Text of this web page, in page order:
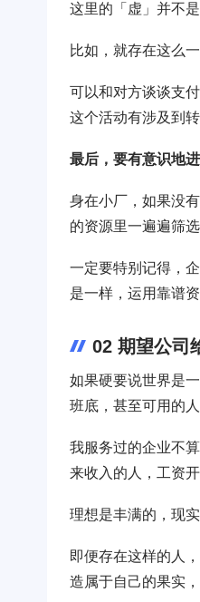
这里的「虚」并不
比如，就存在这么
可以和对方谈谈支
这个活动有涉及到
最后，要有意识地进
身在小厂，如果没
的资源里一遍遍筛
一定要特别记得，
是一样，运用靠谱
02 期望公司
如果硬要说世界是
班底，甚至可用的
我服务过的企业不
来收入的人，工资
理想是丰满的，现实
即便存在这样的人
造属于自己的果实